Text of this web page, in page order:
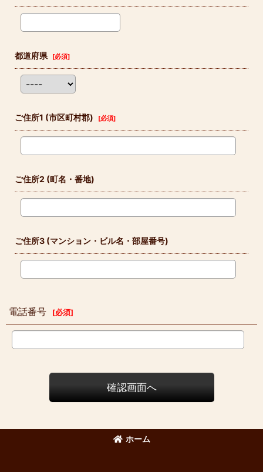
都道府県 [必須]
ご住所1 (市区町村郡) [必須]
ご住所2 (町名・番地)
ご住所3 (マンション・ビル名・部屋番号)
電話番号 [必須]
確認画面へ
ホーム